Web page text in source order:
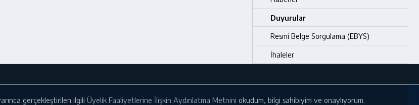
Duyurular
Resmi Belge Sorgulama (EBYS)
İhaleler
gerçekleştirilen ilgili Üyelik Faaliyetlerine İlişkin Aydınlatma Metnini okudum, bilgi sahibiyim ve onaylıyorum.